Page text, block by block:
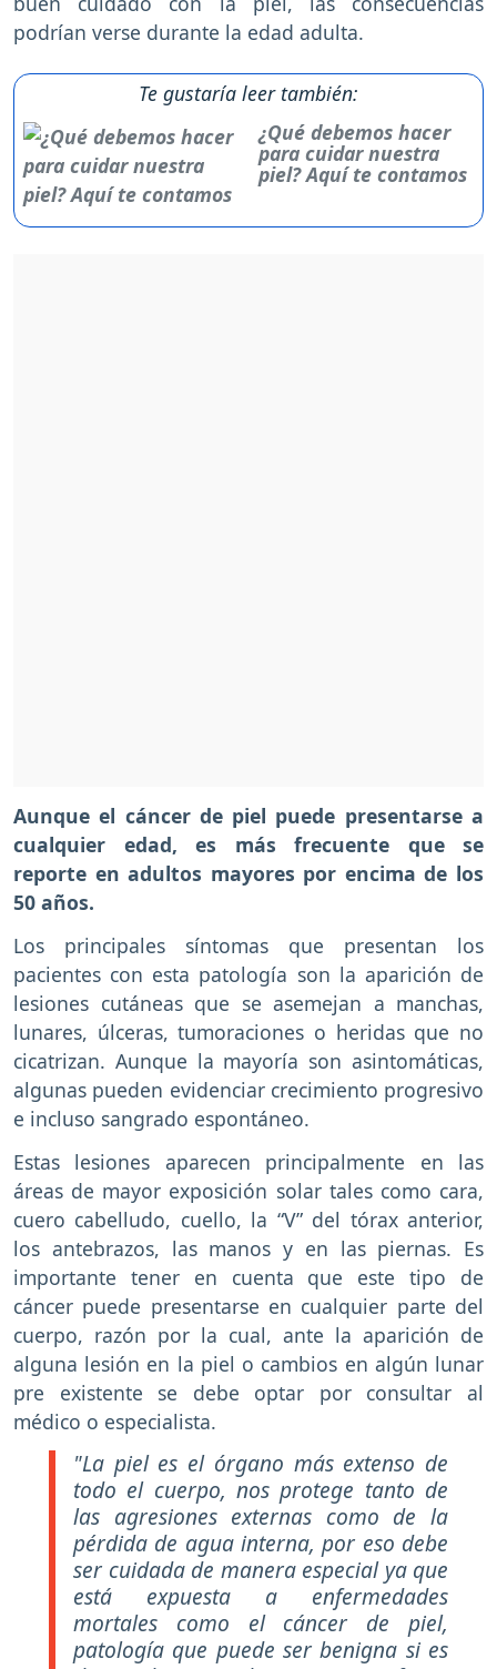
podrían verse durante la edad adulta.
Te gustaría leer también:
¿Qué debemos hacer
para cuidar nuestra
piel? Aquí te contamos
Aunque el cáncer de piel puede presentarse a
cualquier edad, es más frecuente que se
reporte en adultos mayores por encima de los
50 años.
Los principales síntomas que presentan los
pacientes con esta patología son la aparición de
lesiones cutáneas que se asemejan a manchas,
lunares, úlceras, tumoraciones o heridas que no
cicatrizan. Aunque la mayoría son asintomáticas,
algunas pueden evidenciar crecimiento progresivo
e incluso sangrado espontáneo.
Estas lesiones aparecen principalmente en las
áreas de mayor exposición solar tales como cara,
cuero cabelludo, cuello, la “V” del tórax anterior,
los antebrazos, las manos y en las piernas. Es
importante tener en cuenta que este tipo de
cáncer puede presentarse en cualquier parte del
cuerpo, razón por la cual, ante la aparición de
alguna lesión en la piel o cambios en algún lunar
pre existente se debe optar por consultar al
médico o especialista.
"La piel es el órgano más extenso de
todo el cuerpo, nos protege tanto de
las agresiones externas como de la
pérdida de agua interna, por eso debe
ser cuidada de manera especial ya que
está expuesta a enfermedades
mortales como el cáncer de piel,
patología que puede ser benigna si es